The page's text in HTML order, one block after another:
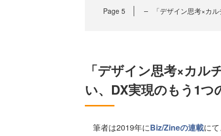
Page 5 「デザイン思考×カ
「デザイン思考×カル
い、DX実現のもう1つ
筆者は2019年にBiz/Zineの連載に